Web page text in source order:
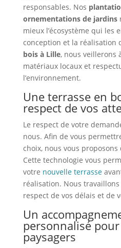
responsables. Nos
ornementations de jardins
mieux l’écosystème qui les
conception et la réalisation
bois à Lille, nous veillerons
matériaux locaux et
l’environnement.
Une terrasse en
respect de vos
Le respect de votre
nous. Afin de vous
choix, nous vous proposons
Cette technologie vous
votre nouvelle terrasse
réalisation. Nous
respect de vos délais et de
Un
personnalisé
paysagers